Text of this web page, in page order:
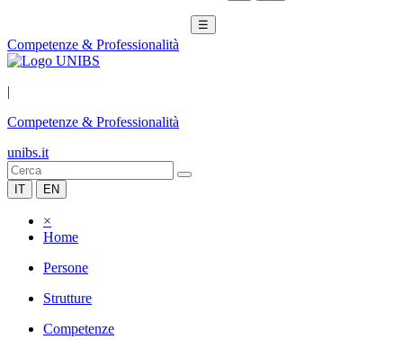
☰
Competenze & Professionalità
|
Competenze & Professionalità
unibs.it
IT EN
×
Home
Persone
Strutture
Competenze